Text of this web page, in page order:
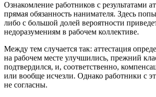
Ознакомление работников с результатами
прямая обязанность нанимателя. Здесь
либо с большой долей вероятности
недоразумениям в рабочем коллективе.
Между тем случается так: аттестация
на рабочем месте улучшились, прежний
подтвердился, и, соответственно,
или вообще исчезли. Однако работники с
не согласны.